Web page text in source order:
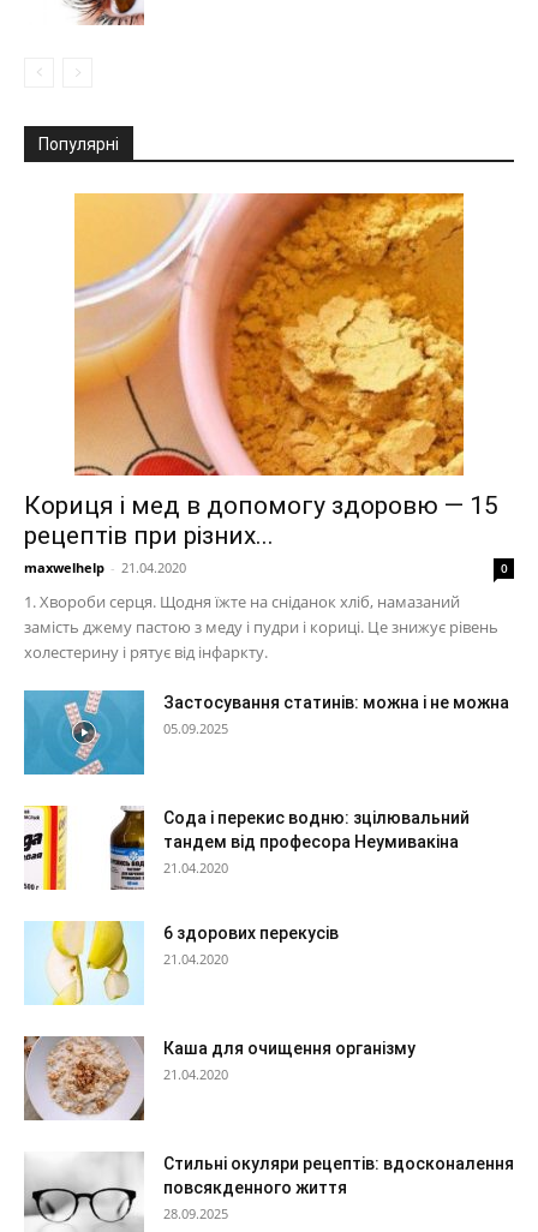
Популярні
Кориця і мед в допомогу здоровю — 15
рецептів при різних...
maxwelhelp - 21.04.2020 0
1. Хвороби серця. Щодня їжте на сніданок хліб, намазаний
замість джему пастою з меду і пудри і кориці. Це знижує рівень
холестерину і рятує від інфаркту.
Застосування статинів: можна і не можна
05.09.2025
Сода і перекис водню: зцілювальний
тандем від професора Неумивакіна
21.04.2020
6 здорових перекусів
21.04.2020
Каша для очищення організму
21.04.2020
Стильні окуляри рецептів: вдосконалення
повсякденного життя
28.09.2025